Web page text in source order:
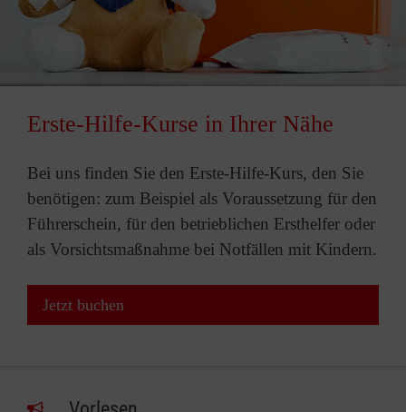
Erste-Hilfe-Kurse in Ihrer Nähe
Bei uns finden Sie den Erste-Hilfe-Kurs, den Sie
benötigen: zum Beispiel als Voraussetzung für den
Führerschein, für den betrieblichen Ersthelfer oder
als Vorsichtsmaßnahme bei Notfällen mit Kindern.
Jetzt buchen